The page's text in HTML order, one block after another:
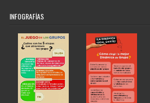
INFOGRAFÍAS